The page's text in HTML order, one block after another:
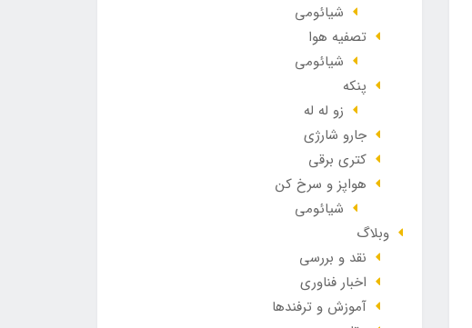
شیائومی
تصفیه هوا
شیائومی
پنکه
زو له له
جارو شارژی
کتری برقی
هواپز و سرخ کن
شیائومی
وبلاگ
نقد و بررسی
اخبار فناوری
آموزش و ترفندها